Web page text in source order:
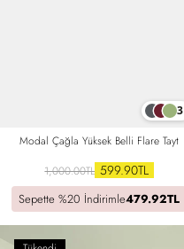
3
Modal Çağla Yüksek Belli Flare Tayt
1,000.00TL 599.90TL
Sepette %20 İndirimle479.92TL